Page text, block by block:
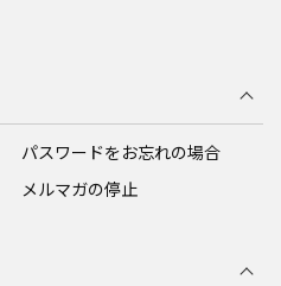
パスワードをお忘れの場合
メルマガの停止